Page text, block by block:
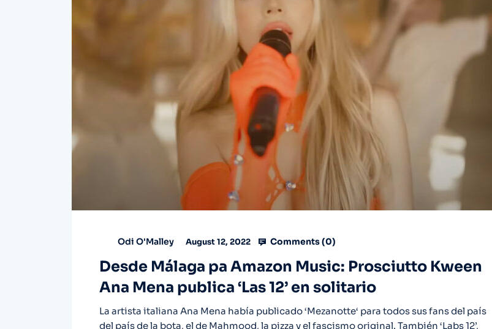
Odi O'Malley August 12, 2022 Comments (0)
Desde Málaga pa Amazon Music: Prosciutto Kween
Ana Mena publica ‘Las 12’ en solitario
La artista italiana Ana Mena había publicado ‘Mezanotte‘ para todos sus fans del país
del país de la bota, el de Mahmood, la pizza y el fascismo original. También ‘Labs 12’,